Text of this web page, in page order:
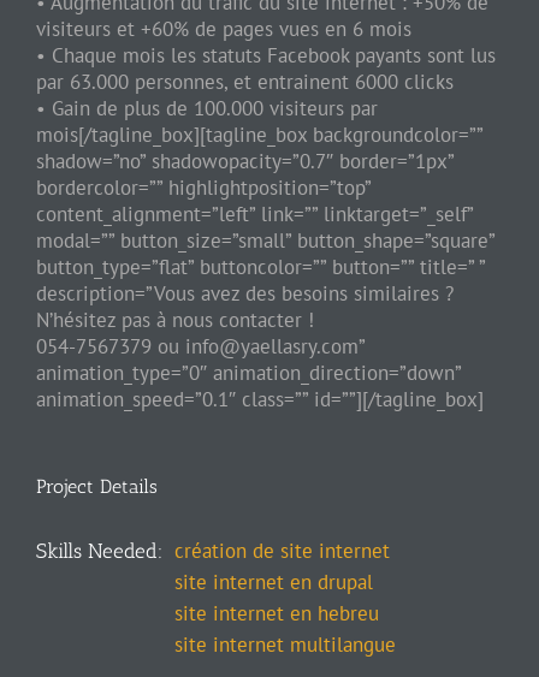
visiteurs et +60% de pages vues en 6 mois
• Chaque mois les statuts Facebook payants sont lus
par 63.000 personnes, et entrainent 6000 clicks
• Gain de plus de 100.000 visiteurs par
mois[/tagline_box][tagline_box backgroundcolor=””
shadow=”no” shadowopacity=”0.7″ border=”1px”
bordercolor=”” highlightposition=”top”
content_alignment=”left” link=”” linktarget=”_self”
modal=”” button_size=”small” button_shape=”square”
button_type=”flat” buttoncolor=”” button=”” title=” ”
description=”Vous avez des besoins similaires ?
N’hésitez pas à nous contacter !
054-7567379 ou info@yaellasry.com”
animation_type=”0″ animation_direction=”down”
animation_speed=”0.1″ class=”” id=””][/tagline_box]
Project Details
Skills Needed: création de site internet
site internet en drupal
site internet en hebreu
site internet multilangue